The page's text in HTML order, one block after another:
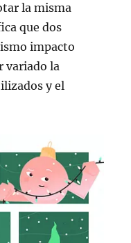
la misma
que dos
impacto
variado la
y el